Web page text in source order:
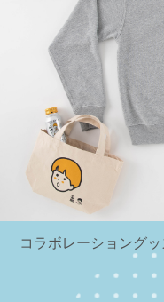
コラボレーショングッ